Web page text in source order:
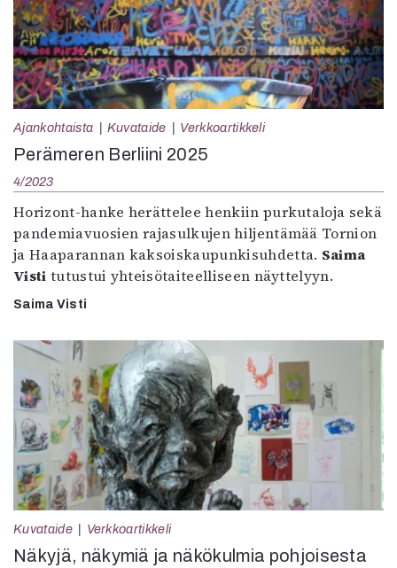
Ajankohtaista Kuvataide Verkkoartikkeli
Perämeren Berliini 2025
4/2023
Horizont-hanke herättelee henkiin purkutaloja sekä
pandemiavuosien rajasulkujen hiljentämää Tornion
ja Haaparannan kaksoiskaupunkisuhdetta. Saima
Visti tutustui yhteisötaiteelliseen näyttelyyn.
Saima Visti
Kuvataide Verkkoartikkeli
Näkyjä, näkymiä ja näkökulmia pohjoisesta